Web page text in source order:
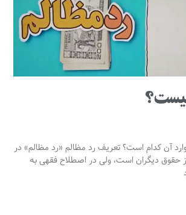
آن کدام است؟ تعریف رد مظالم «رد مظالم» در
حقوق دیگران است، ولی در اصطلاح فقهی به